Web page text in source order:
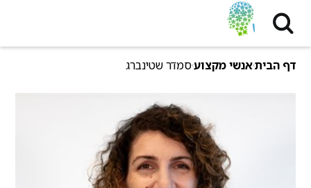
דף הביתאנשי מקצועסמדר שטינברג